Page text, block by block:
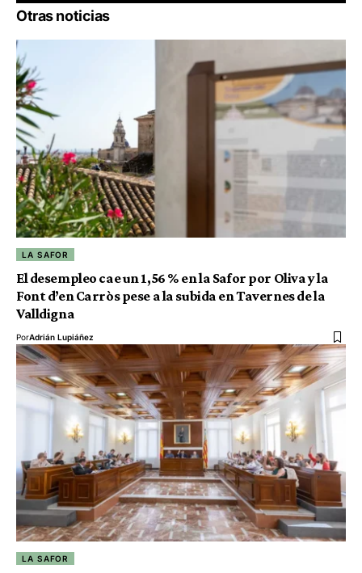
Otras noticias
LA SAFOR
El desempleo cae un 1,56 % en la Safor por Oliva y la
Font d’en Carròs pese a la subida en Tavernes de la
Valldigna
PorAdrián Lupiáñez
LA SAFOR